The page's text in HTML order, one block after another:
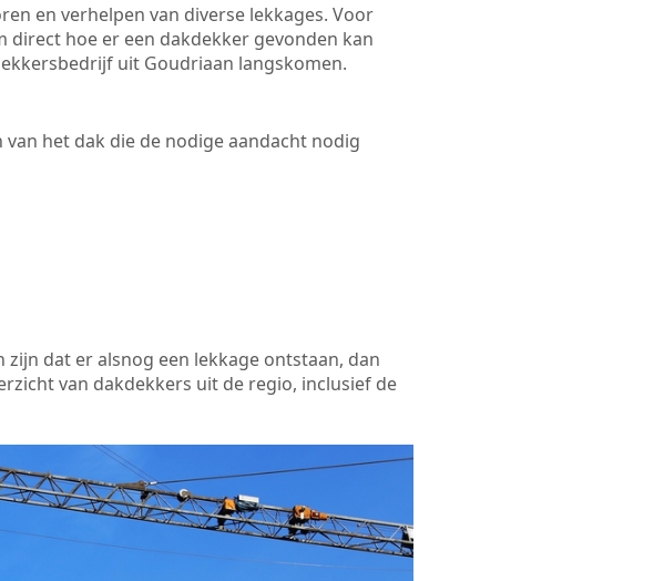
en verhelpen van diverse lekkages. Voor
direct hoe er een dakdekker gevonden kan
uit Goudriaan langskomen.
het dak die de nodige aandacht nodig
dat er alsnog een lekkage ontstaan, dan
van dakdekkers uit de regio, inclusief de